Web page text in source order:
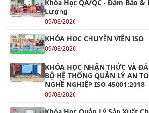
Khóa Học QA/QC - Đảm Bảo &
Lượng
09/08/2026
KHÓA HỌC CHUYÊN VIÊN ISO
09/08/2026
KHÓA HỌC NHẬN THỨC VÀ
BỘ HỆ THỐNG QUẢN LÝ AN
NGHỀ NGHIỆP ISO 45001:2018
09/08/2026